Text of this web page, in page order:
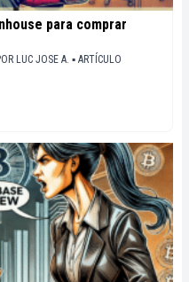
para comprar
LUC JOSE A. ▪ ARTÍCULO